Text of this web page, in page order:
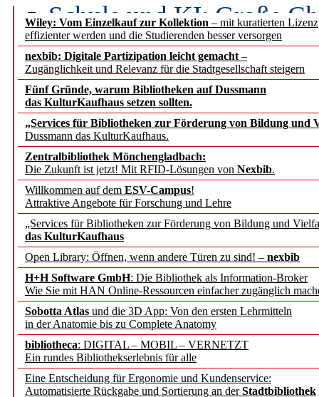
Wiley: Vom Einzelkauf zur Kollektion – mit kuratierten
effizienter werden und die Studierenden besser versorgen
nexbib: Digitale Partizipation leicht gemacht –
Zugänglichkeit und Relevanz für die Stadtgesellschaft steigern
Fünf Gründe, warum Bibliotheken auf Dussmann
das KulturKaufhaus setzen sollten.
„Services für Bibliotheken zur Förderung von Bildung und
Dussmann das KulturKaufhaus.
Zentralbibliothek Mönchengladbach:
Die Zukunft ist jetzt! Mit RFID-Lösungen von Nexbib.
Willkommen auf dem ESV-Campus!
Attraktive Angebote für Forschung und Lehre
„Services für Bibliotheken zur Förderung von Bildung und
das KulturKaufhaus
Open Library: Öffnen, wenn andere Türen zu sind! – nexbib
H+H Software GmbH: Die Bibliothek als Information-Broker
Wie Sie mit HAN Online-Ressourcen einfacher zugänglich
Sobotta Atlas und die 3D App: Von den ersten Lehrmitteln
in der Anatomie bis zu Complete Anatomy
bibliotheca: DIGITAL – MOBIL – VERNETZT
Ein rundes Bibliothekserlebnis für alle
Eine Entscheidung für Ergonomie und Kundenservice:
Automatisierte Rückgabe und Sortierung an derStadtbibliothek
Schule und KI: Große
Voraussetzungen
Erfolgreiches erstes
Segment Research –
angepasst
konstruktiv!
Mohr Siebeck
und die Zeitschrift für
Francke Attempto
EBSCO Information
Recherchefunktionen in